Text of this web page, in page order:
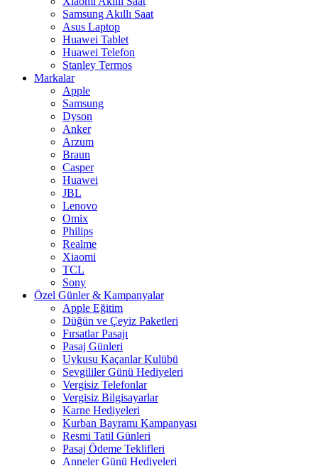
Samsung Akıllı Saat
Asus Laptop
Huawei Tablet
Huawei Telefon
Stanley Termos
Markalar
Apple
Samsung
Dyson
Anker
Arzum
Braun
Casper
Huawei
JBL
Lenovo
Omix
Philips
Realme
Xiaomi
TCL
Sony
Özel Günler & Kampanyalar
Apple Eğitim
Düğün ve Çeyiz Paketleri
Fırsatlar Pasajı
Pasaj Günleri
Uykusu Kaçanlar Kulübü
Sevgililer Günü Hediyeleri
Vergisiz Telefonlar
Vergisiz Bilgisayarlar
Karne Hediyeleri
Kurban Bayramı Kampanyası
Resmi Tatil Günleri
Pasaj Ödeme Teklifleri
Anneler Günü Hediyeleri